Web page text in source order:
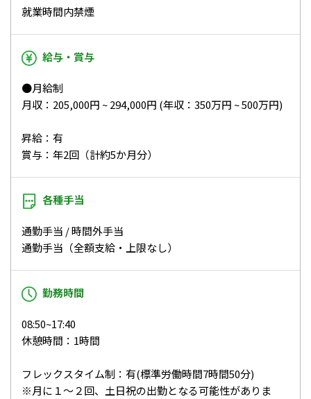
就業時間内禁煙
給与・賞与
●月給制
月収：205,000円 ~ 294,000円 (年収：350万円 ~ 500万円)
昇給：有
賞与：年2回（計約5か月分）
各種手当
通勤手当 / 時間外手当
通勤手当（全額支給・上限なし）
勤務時間
08:50~17:40
休憩時間：1時間
フレックスタイム制：有(標準労働時間7時間50分)
※月に１～２回、土日祝の出勤となる可能性がありま